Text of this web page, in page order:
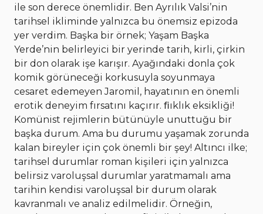
ile son derece önemlidir. Ben Ayrılık Valsi’nin
tarihsel ikliminde yalnızca bu önemsiz epizoda
yer verdim. Başka bir örnek; Yaşam Başka
Yerde’nin belirleyici bir yerinde tarih, kirli, çirkin
bir don olarak işe karışır. Ayağındaki donla çok
komik görüneceği korkusuyla soyunmaya
cesaret edemeyen Jaromil, hayatının en önemli
erotik deneyim fırsatını kaçırır. ﬁıklık eksikliği!
Komünist rejimlerin bütünüyle unuttuğu bir
başka durum. Ama bu durumu yaşamak zorunda
kalan bireyler için çok önemli bir şey! Altıncı ilke;
tarihsel durumlar roman kişileri için yalnızca
belirsiz varoluşsal durumlar yaratmamalı ama
tarihin kendisi varoluşsal bir durum olarak
kavranmalı ve analiz edilmelidir. Örneğin,